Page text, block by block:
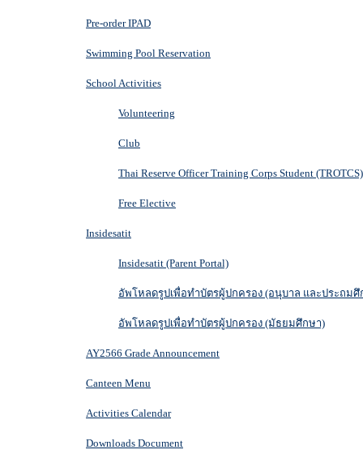
Pre-order IPAD
Swimming Pool Reservation
School Activities
Volunteering
Club
Thai Reserve Officer Training Corps Student (TROTCS)
Free Elective
Insidesatit
Insidesatit (Parent Portal)
อัพโหลดรูปเพื่อทำบัตรผู้ปกครอง (อนุบาล และประถมศึ
อัพโหลดรูปเพื่อทำบัตรผู้ปกครอง (มัธยมศึกษา)
AY2566 Grade Announcement
Canteen Menu
Activities Calendar
Downloads Document